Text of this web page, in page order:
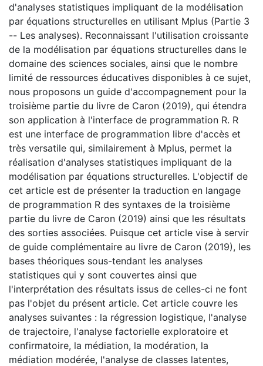
d'analyses statistiques impliquant de la modélisation
par équations structurelles en utilisant Mplus (Partie 3
-- Les analyses). Reconnaissant l'utilisation croissante
de la modélisation par équations structurelles dans le
domaine des sciences sociales, ainsi que le nombre
limité de ressources éducatives disponibles à ce sujet,
nous proposons un guide d'accompagnement pour la
troisième partie du livre de Caron (2019), qui étendra
son application à l'interface de programmation R. R
est une interface de programmation libre d'accès et
très versatile qui, similairement à Mplus, permet la
réalisation d'analyses statistiques impliquant de la
modélisation par équations structurelles. L'objectif de
cet article est de présenter la traduction en langage
de programmation R des syntaxes de la troisième
partie du livre de Caron (2019) ainsi que les résultats
des sorties associées. Puisque cet article vise à servir
de guide complémentaire au livre de Caron (2019), les
bases théoriques sous-tendant les analyses
statistiques qui y sont couvertes ainsi que
l'interprétation des résultats issus de celles-ci ne font
pas l'objet du présent article. Cet article couvre les
analyses suivantes : la régression logistique, l'analyse
de trajectoire, l'analyse factorielle exploratoire et
confirmatoire, la médiation, la modération, la
médiation modérée, l'analyse de classes latentes,